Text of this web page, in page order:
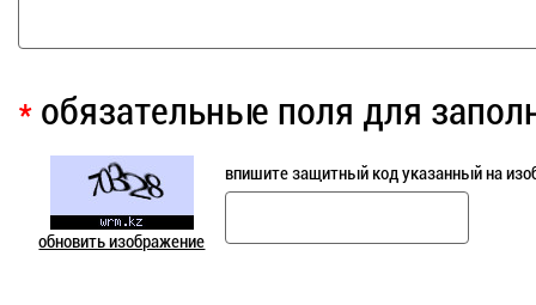
* обязательные поля для
обновить изображение
впишите защитный код указанный на